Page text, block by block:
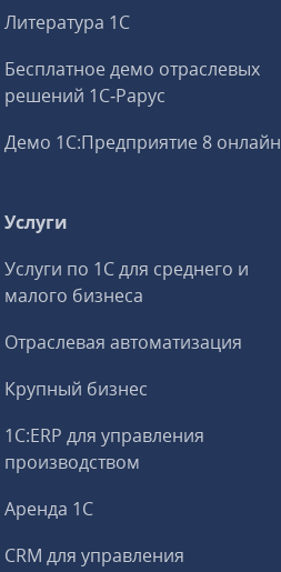
Литература 1С
Бесплатное демо отраслевых
решений 1С‑Рарус
Демо 1С:Предприятие 8 онлайн
Услуги
Услуги по 1С для среднего и
малого бизнеса
Отраслевая автоматизация
Крупный бизнес
1С:ERP для управления
производством
Аренда 1С
CRM для управления